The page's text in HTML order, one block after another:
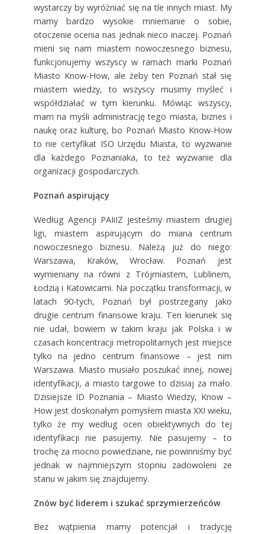
wystarczy by wyróżniać się na tle innych miast. My
mamy bardzo wysokie mniemanie o sobie,
otoczenie ocenia nas jednak nieco inaczej. Poznań
mieni się nam miastem nowoczesnego biznesu,
funkcjonujemy wszyscy w ramach marki Poznań
Miasto Know-How, ale żeby ten Poznań stał się
miastem wiedzy, to wszyscy musimy myśleć i
współdziałać w tym kierunku. Mówiąc wszyscy,
mam na myśli administrację tego miasta, biznes i
naukę oraz kulturę, bo Poznań Miasto Know-How
to nie certyfikat ISO Urzędu Miasta, to wyzwanie
dla każdego Poznaniaka, to też wyzwanie dla
organizacji gospodarczych.
Poznań aspirujący
Według Agencji PAIiIZ jesteśmy miastem drugiej
ligi, miastem aspirującym do miana centrum
nowoczesnego biznesu. Należą już do niego:
Warszawa, Kraków, Wrocław. Poznań jest
wymieniany na równi z Trójmiastem, Lublinem,
Łodzią i Katowicami. Na początku transformacji, w
latach 90-tych, Poznań był postrzegany jako
drugie centrum finansowe kraju. Ten kierunek się
nie udał, bowiem w takim kraju jak Polska i w
czasach koncentracji metropolitarnych jest miejsce
tylko na jedno centrum finansowe – jest nim
Warszawa. Miasto musiało poszukać innej, nowej
identyfikacji, a miasto targowe to dzisiaj za mało.
Dzisiejsze ID Poznania – Miasto Wiedzy, Know –
How jest doskonałym pomysłem miasta XXI wieku,
tylko że my według ocen obiektywnych do tej
identyfikacji nie pasujemy. Nie pasujemy – to
trochę za mocno powiedziane, nie powinniśmy być
jednak w najmniejszym stopniu zadowoleni ze
stanu w jakim się znajdujemy.
Znów być liderem i szukać sprzymierzeńców
Bez wątpienia mamy potencjał i tradycję